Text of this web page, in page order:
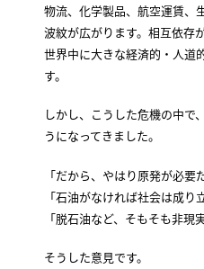
物流、化学製品、航空運賃、
波紋が広がります。相互依存
世界中に大きな経済的・人道
す。
しかし、こうした危機の中で
うになってきました。
「だから、やはり原発が必要
「石油がなければ社会は成り
「脱石油など、そもそも非現
そうした意見です。